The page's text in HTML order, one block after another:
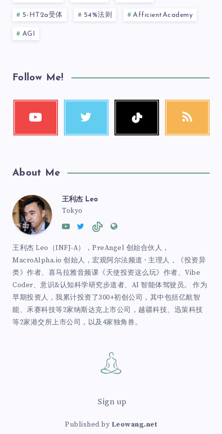
5-HT2a受体 54%法则 AfficientAcademy
AGI
Follow Me!
About Me
王利杰 Leo
Tokyo
王利杰 Leo（INFJ-A），PreAngel 创始合伙人，
MacroAlpha.io 创始人，宏观阿尔法频道 · 主理人，《投资异
类》作者、喜马拉雅音频课《天使投资这么玩》作者、Vibe
Coder、意识&认知科学研究步道者、AI 智能体驾驶员。 作为
早期投资人，我累计投资了300+初创公司，其中包括亿航智
能、禾赛科技等2家纳斯达克上市公司，越疆科技、迅策科技
等2家港交所上市公司，以及4家独角兽。
Sign up
Published by Leowang.net